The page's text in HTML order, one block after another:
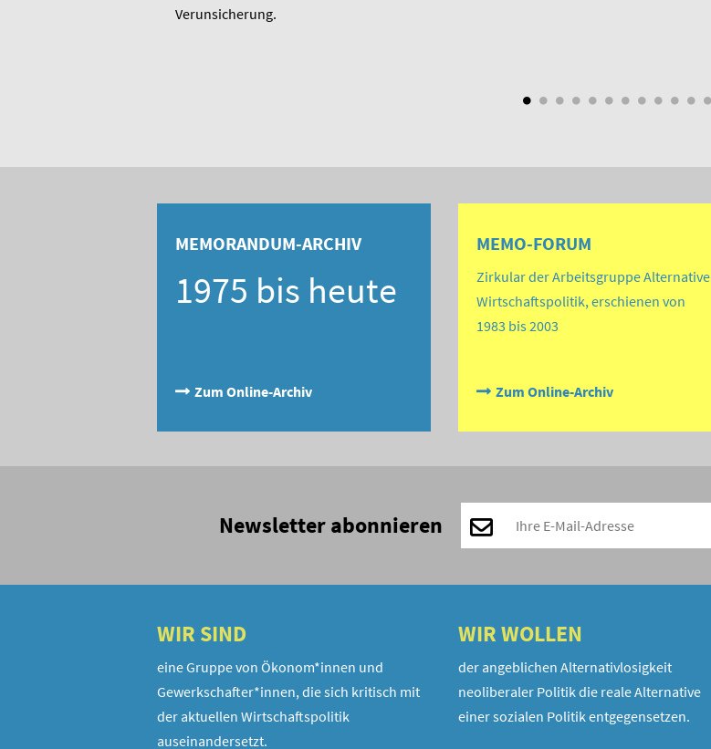
Verunsicherung.
MEMORANDUM-ARCHIV
1975 bis heute
Zum Online-Archiv
MEMO-FORUM
Zirkular der Arbeitsgruppe Alternative
Wirtschaftspolitik, erschienen von
1983 bis 2003
Zum Online-Archiv
Newsletter abonnieren
WIR SIND
eine Gruppe von Ökonom*innen und
Gewerkschafter*innen, die sich kritisch mit
der aktuellen Wirtschaftspolitik
auseinandersetzt.
WIR WOLLEN
der angeblichen Alternativlosigkeit
neoliberaler Politik die reale Alternative
einer sozialen Politik entgegensetzen.